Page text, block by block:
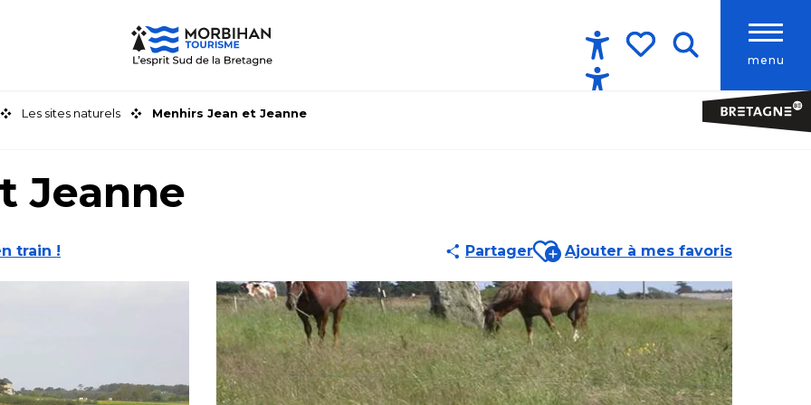
menu
Accessibilité
Les sites naturels Menhirs Jean et Jeanne
Jeanne
train ! PartagerAjouter aux favoris
Ajouter à mes favoris